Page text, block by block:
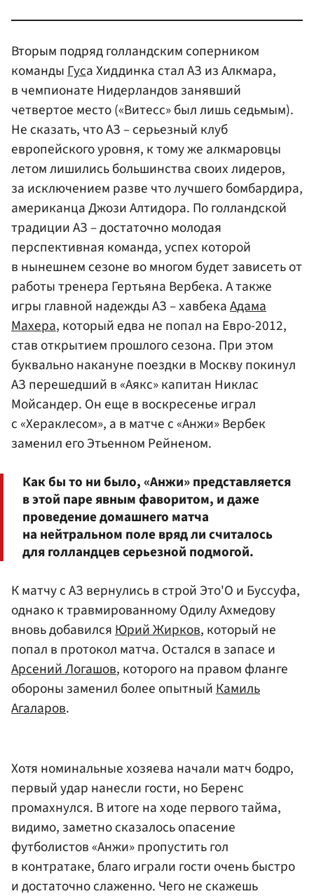
Вторым подряд голландским соперником
командыГуса Хиддинка стал АЗ из Алкмара,
в чемпионате Нидерландов занявший
четвертое место («Витесс» был лишь седьмым).
Не сказать, что АЗ – серьезный клуб
европейского уровня, к тому же алкмаровцы
летом лишились большинства своих лидеров,
за исключением разве что лучшего бомбардира,
американца Джози Алтидора. По голландской
традиции АЗ – достаточно молодая
перспективная команда, успех которой
в нынешнем сезоне во многом будет зависеть от
работы тренера Гертьяна Вербека. А также
игры главной надежды АЗ – хавбекаАдама
Махера, который едва не попал на Евро-2012,
став открытием прошлого сезона. При этом
буквально накануне поездки в Москву покинул
АЗ перешедший в «Аякс» капитан Никлас
Мойсандер. Он еще в воскресенье играл
с «Хераклесом», а в матче с «Анжи» Вербек
заменил его Этьенном Рейненом.
Как бы то ни было, «Анжи» представляется
в этой паре явным фаворитом, и даже
проведение домашнего матча
на нейтральном поле вряд ли считалось
для голландцев серьезной подмогой.
К матчу с АЗ вернулись в строй Это'О и Буссуфа,
однако к травмированному Одилу Ахмедову
вновь добавилсяЮрий Жирков, который не
попал в протокол матча. Остался в запасе и
Арсений Логашов, которого на правом фланге
обороны заменил более опытныйКамиль
Агаларов.
Хотя номинальные хозяева начали матч бодро,
первый удар нанесли гости, но Беренс
промахнулся. В итоге на ходе первого тайма,
видимо, заметно сказалось опасение
футболистов «Анжи» пропустить гол
в контратаке, благо играли гости очень быстро
и достаточно слаженно. Чего не скажешь